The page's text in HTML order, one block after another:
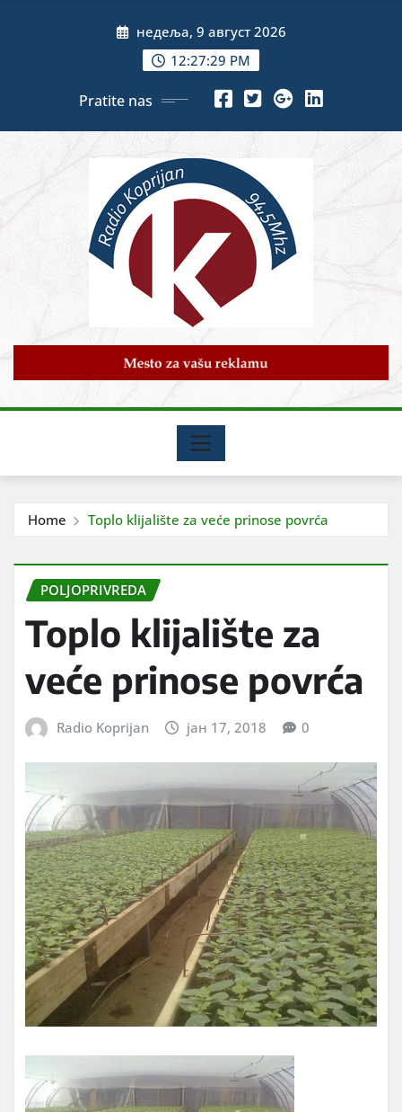
недеља, 9 август 2026
12:27:31 PM
Pratite nas
Home Toplo klijalište za veće prinose povrća
POLJOPRIVREDA
Toplo klijalište za
veće prinose povrća
Radio Koprijan јан 17, 2018 0